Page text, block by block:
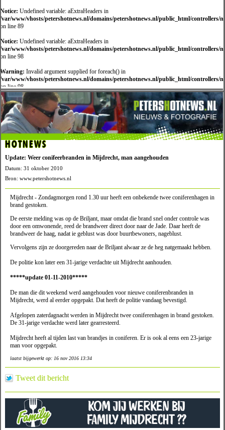
Notice: Undefined variable: aExtraHeaders in
/var/www/vhosts/petershotnews.nl/domains/petershotnews.nl/public_html/controllers/
on line 89
Notice: Undefined variable: aExtraHeaders in
/var/www/vhosts/petershotnews.nl/domains/petershotnews.nl/public_html/controllers/
on line 98
Warning: Invalid argument supplied for foreach() in
/var/www/vhosts/petershotnews.nl/domains/petershotnews.nl/public_html/controllers/
on line 98
HOTNEWS
Update: Weer conifeerbranden in Mijdrecht, man aangehouden
Datum: 31 oktober 2010
Bron: www.petershotnews.nl
Mijdrecht - Zondagmorgen rond 1.30 uur heeft een onbekende twee coniferenhagen in
brand gestoken.
De eerste melding was op de Briljant, maar omdat die brand snel onder controle was
door een omwonende, reed de brandweer direct door naar de Jade. Daar heeft de
brandweer de haag, nadat ie geblust was door buurtbewoners, nageblust.
Vervolgens zijn ze doorgereden naar de Briljant alwaar ze de heg natgemaakt hebben.
De politie kon later een 31-jarige verdachte uit Mijdrecht aanhouden.
*****update 01-11-2010*****
De man die dit weekend werd aangehouden voor nieuwe coniferenbranden in
Mijdrecht, werd al eerder opgepakt. Dat heeft de politie vandaag bevestigd.
Afgelopen zaterdagnacht werden in Mijdrecht twee coniferenhagen in brand gestoken.
De 31-jarige verdachte werd later gearresteerd.
Mijdrecht heeft al tijden last van brandjes in coniferen. Er is ook al eens een 23-jarige
man voor opgepakt.
laatst bijgewerkt op: 16 nov 2016 13:34
Tweet dit bericht